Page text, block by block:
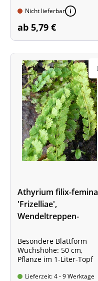
Nicht lieferbar
ab 5,79 €
Athyrium filix-femina
'Frizelliae',
Wendeltreppen-
Besondere Blattform
Wuchshöhe: 50 cm,
Pflanze im 1-Liter-Topf
Lieferzeit: 4 - 9 Werktage